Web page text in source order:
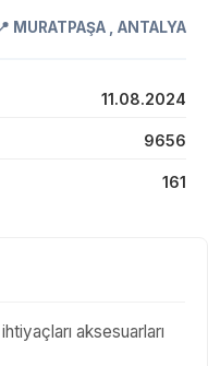
MURATPAŞA ANTALYA
11.08.2024
9656
161
aksesuarları